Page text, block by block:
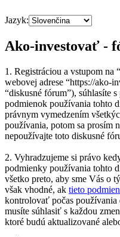
Jazyk:
Ako-investovať -
1. Registráciou a vstupom na
webovej adrese “https://ako-
“diskusné fórum”), súhlasíte
podmienok používania tohto
právnym vymedzením
používania, potom sa prosím
nepoužívajte toto diskusné
2. Vyhradzujeme si právo
podmienky používania tohto
všetko preto, aby sme Vás o
však vhodné, ak tieto
kontrolovať počas používania
musíte súhlasiť s každou
ktoré budú aktualizované